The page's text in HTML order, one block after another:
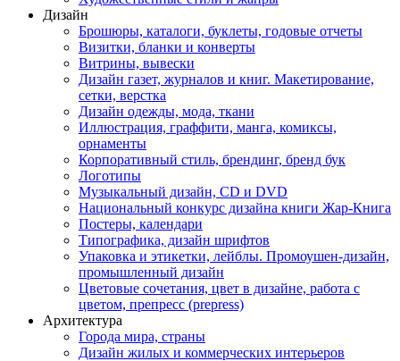
Дизайн
Брошюры, каталоги, буклеты, годовые отчеты
Визитки, бланки и конверты
Витрины, вывески
Дизайн газет, журналов и книг. Макетирование,
сетки, верстка
Дизайн одежды, мода, ткани
Иллюстрация, граффити, манга, комиксы,
орнаменты
Корпоративный стиль, брендинг, бренд бук
Логотипы
Музыкальный дизайн, СD и DVD
Национальный конкурс дизайна книги Жар-Книга
Постеры, календари
Типографика, дизайн шрифтов
Упаковка и этикетки, лейблы. Промоушен-дизайн,
промышленный дизайн
Цветовые сочетания, цвет в дизайне, работа с
цветом, препресс (prepress)
Архитектура
Города мира, страны
Дизайн жилых и коммерческих интерьеров